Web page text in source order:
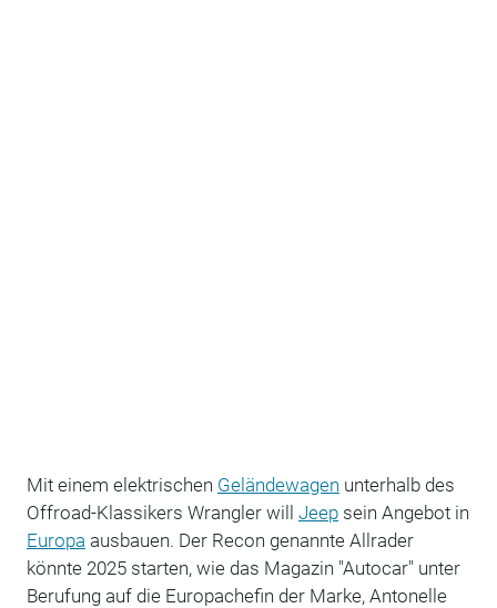
Mit einem elektrischen Geländewagen unterhalb des
Offroad-Klassikers Wrangler will Jeepsein Angebot in
Europa ausbauen. Der Recon genannte Allrader
könnte 2025 starten, wie das Magazin "Autocar" unter
Berufung auf die Europachefin der Marke, Antonelle